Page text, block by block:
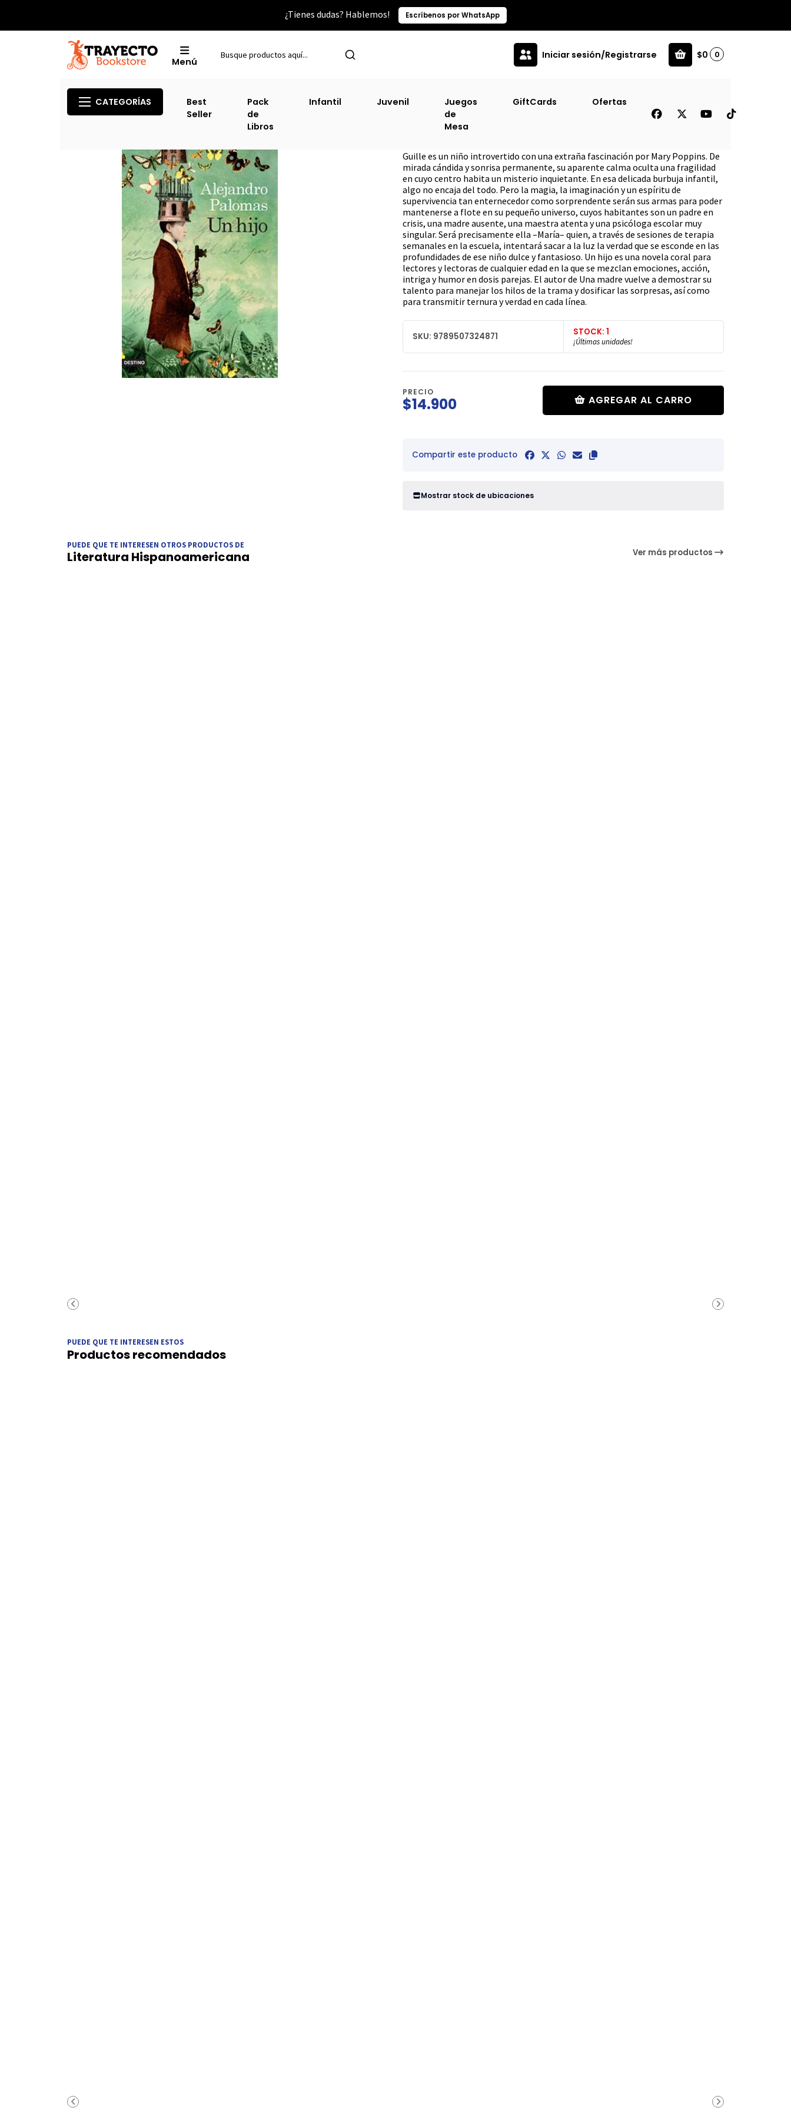
¿Tienes dudas? Hablemos! Escríbenos por WhatsApp
Menú
Iniciar sesión/Registrarse $0 0
CATEGORÍAS
Best
Seller
Pack
de
Libros
Infantil Juvenil
Juegos
de
Mesa
GiftCards Ofertas
Un Hijo
Guille es un niño introvertido con una extraña fascinación por Mary Poppins. De
mirada cándida y sonrisa permanente, su aparente calma oculta una fragilidad
en cuyo centro habita un misterio inquietante. En esa delicada burbuja infantil,
algo no encaja del todo. Pero la magia, la imaginación y un espíritu de
supervivencia tan enternecedor como sorprendente serán sus armas para poder
mantenerse a flote en su pequeño universo, cuyos habitantes son un padre en
crisis, una madre ausente, una maestra atenta y una psicóloga escolar muy
singular. Será precisamente ella –María– quien, a través de sesiones de terapia
semanales en la escuela, intentará sacar a la luz la verdad que se esconde en las
profundidades de ese niño dulce y fantasioso. Un hijo es una novela coral para
lectores y lectoras de cualquier edad en la que se mezclan emociones, acción,
intriga y humor en dosis parejas. El autor de Una madre vuelve a demostrar su
talento para manejar los hilos de la trama y dosificar las sorpresas, así como
para transmitir ternura y verdad en cada línea.
SKU: 9789507324871 STOCK: 1
¡Últimas unidades!
PRECIO
$14.900 AGREGAR AL CARRO
Compartir este producto
Mostrar stock de ubicaciones
PUEDE QUE TE INTERESEN OTROS PRODUCTOS DE
Literatura Hispanoamericana Ver más productos
PUEDE QUE TE INTERESEN ESTOS
Productos recomendados